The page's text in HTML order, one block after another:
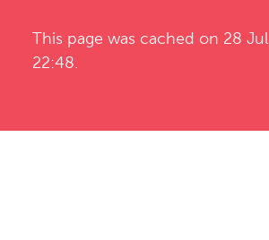
This page was cached on 28
22:48.